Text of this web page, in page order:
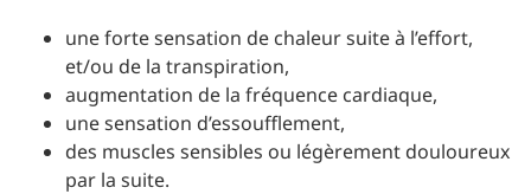
une forte sensation de chaleur suite à l’effort,
et/ou de la transpiration,
augmentation de la fréquence cardiaque,
une sensation d’essoufflement,
des muscles sensibles ou légèrement douloureux
par la suite.